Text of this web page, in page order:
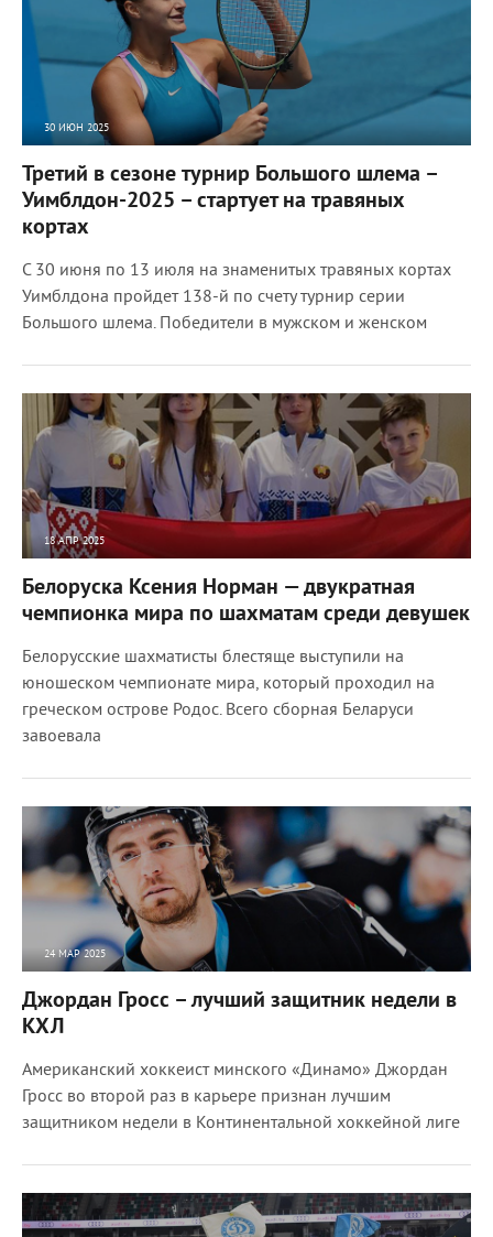
30 ИЮН 2025
Третий в сезоне турнир Большого шлема –
Уимблдон-2025 – стартует на травяных
кортах
С 30 июня по 13 июля на знаменитых травяных кортах
Уимблдона пройдет 138-й по счету турнир серии
Большого шлема. Победители в мужском и женском
18 АПР 2025
Белоруска Ксения Норман — двукратная
чемпионка мира по шахматам среди девушек
Белорусские шахматисты блестяще выступили на
юношеском чемпионате мира, который проходил на
греческом острове Родос. Всего сборная Беларуси
завоевала
24 МАР 2025
Джордан Гросс – лучший защитник недели в
КХЛ
Американский хоккеист минского «Динамо» Джордан
Гросс во второй раз в карьере признан лучшим
защитником недели в Континентальной хоккейной лиге